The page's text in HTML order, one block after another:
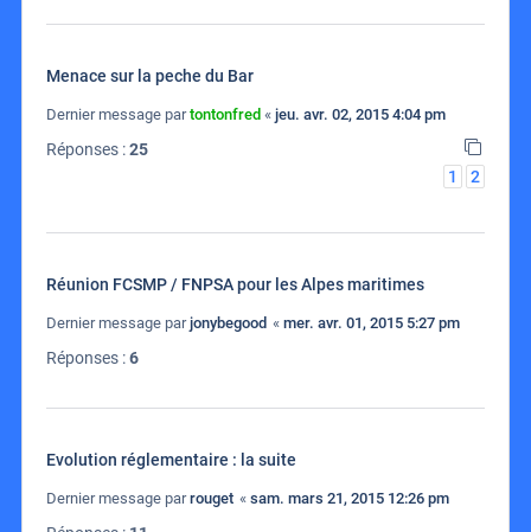
Menace sur la peche du Bar
Dernier message partontonfred « jeu. avr. 02, 2015 4:04 pm
Réponses :25
1
2
Réunion FCSMP / FNPSA pour les Alpes maritimes
Dernier message parjonybegood « mer. avr. 01, 2015 5:27 pm
Réponses :6
Evolution réglementaire : la suite
Dernier message parrouget « sam. mars 21, 2015 12:26 pm